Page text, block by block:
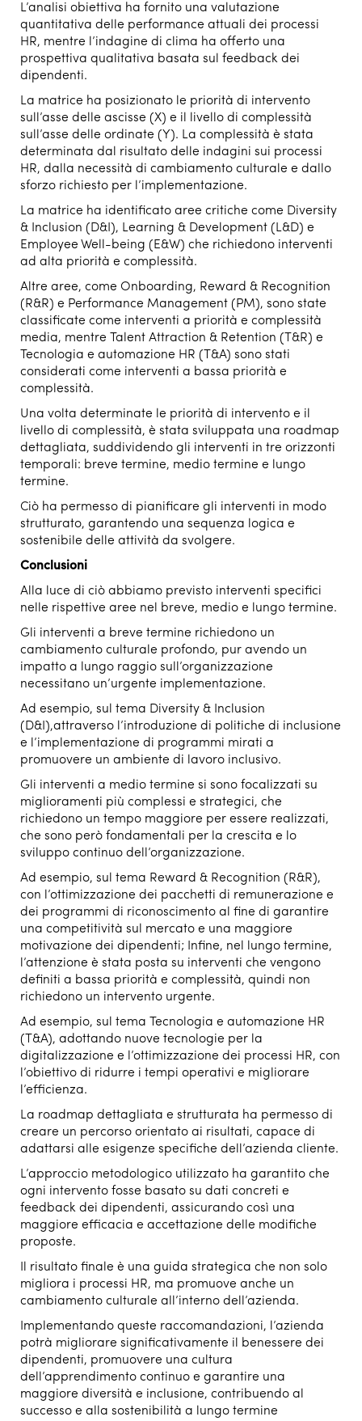
L’analisi obiettiva ha fornito una valutazione
quantitativa delle performance attuali dei processi
HR, mentre l’indagine di clima ha offerto una
prospettiva qualitativa basata sul feedback dei
dipendenti.
La matrice ha posizionato le priorità di intervento
sull’asse delle ascisse (X) e il livello di complessità
sull’asse delle ordinate (Y). La complessità è stata
determinata dal risultato delle indagini sui processi
HR, dalla necessità di cambiamento culturale e dallo
sforzo richiesto per l’implementazione.
La matrice ha identificato aree critiche come Diversity
& Inclusion (D&I), Learning & Development (L&D) e
Employee Well-being (E&W) che richiedono interventi
ad alta priorità e complessità.
Altre aree, come Onboarding, Reward & Recognition
(R&R) e Performance Management (PM), sono state
classificate come interventi a priorità e complessità
media, mentre Talent Attraction & Retention (T&R) e
Tecnologia e automazione HR (T&A) sono stati
considerati come interventi a bassa priorità e
complessità.
Una volta determinate le priorità di intervento e il
livello di complessità, è stata sviluppata una roadmap
dettagliata, suddividendo gli interventi in tre orizzonti
temporali: breve termine, medio termine e lungo
termine.
Ciò ha permesso di pianificare gli interventi in modo
strutturato, garantendo una sequenza logica e
sostenibile delle attività da svolgere.
Conclusioni
Alla luce di ciò abbiamo previsto interventi specifici
nelle rispettive aree nel breve, medio e lungo termine.
Gli interventi a breve termine richiedono un
cambiamento culturale profondo, pur avendo un
impatto a lungo raggio sull’organizzazione
necessitano un’urgente implementazione.
Ad esempio, sul tema Diversity & Inclusion
(D&I),attraverso l’introduzione di politiche di inclusione
e l’implementazione di programmi mirati a
promuovere un ambiente di lavoro inclusivo.
Gli interventi a medio termine si sono focalizzati su
miglioramenti più complessi e strategici, che
richiedono un tempo maggiore per essere realizzati,
che sono però fondamentali per la crescita e lo
sviluppo continuo dell’organizzazione.
Ad esempio, sul tema Reward & Recognition (R&R),
con l’ottimizzazione dei pacchetti di remunerazione e
dei programmi di riconoscimento al fine di garantire
una competitività sul mercato e una maggiore
motivazione dei dipendenti; Infine, nel lungo termine,
l’attenzione è stata posta su interventi che vengono
definiti a bassa priorità e complessità, quindi non
richiedono un intervento urgente.
Ad esempio, sul tema Tecnologia e automazione HR
(T&A), adottando nuove tecnologie per la
digitalizzazione e l’ottimizzazione dei processi HR, con
l’obiettivo di ridurre i tempi operativi e migliorare
l’efficienza.
La roadmap dettagliata e strutturata ha permesso di
creare un percorso orientato ai risultati, capace di
adattarsi alle esigenze specifiche dell’azienda cliente.
L’approccio metodologico utilizzato ha garantito che
ogni intervento fosse basato su dati concreti e
feedback dei dipendenti, assicurando così una
maggiore efficacia e accettazione delle modifiche
proposte.
Il risultato finale è una guida strategica che non solo
migliora i processi HR, ma promuove anche un
cambiamento culturale all’interno dell’azienda.
Implementando queste raccomandazioni, l’azienda
potrà migliorare significativamente il benessere dei
dipendenti, promuovere una cultura
dell’apprendimento continuo e garantire una
maggiore diversità e inclusione, contribuendo al
successo e alla sostenibilità a lungo termine